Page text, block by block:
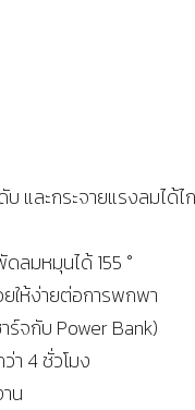
และกระจายแรงลมได้ไ
ลมหมุนได้ 155 °
ให้ง่ายต่อการพกพา
ร์จกับ Power Bank)
า 4 ชั่วโมง
น